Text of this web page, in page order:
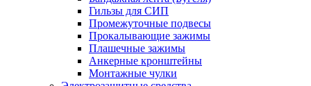
Гильзы для СИП
Промежуточные подвесы
Прокалывающие зажимы
Плашечные зажимы
Анкерные кронштейны
Монтажные чулки